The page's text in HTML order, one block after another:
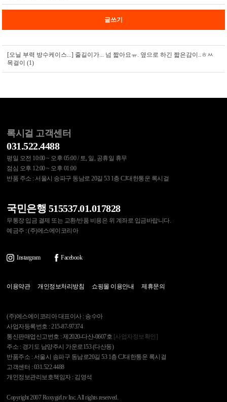
글쓰기
[오닐 부력 방수케이스...] 줄길이가... 넘 짧아요ㅠ. 옆으로 하긴 짧은감이..ㅎㅆ
목걸이 (1)
록시걸 고객센터
031.522.4488
평일 오전 10:00 ~ 오후 05:00 / 토, 일, 공휴일 휴무
점심 오후 12:00 ~ 오후 01:00
반품 주소 : 서울시 송파구 동남로 20길 53 1층 CJ대한통운 록시걸
국민은행 515537.01.017828
무통장 입금 결제 또는 교환/반품 비용은 위 계좌로 입금바랍니다.
예금주 : (주)에스에이코리아
Instargram Facebook
이용약관 개인정보처리방침 쇼핑몰 이용안내 제휴문의
(주)에스에이코리아 대표이사 : 송수아
사업자등록번호 : 215-87-97374
통신판매업신고번호 : 제2020-다산-0607호 [사업자정보확인]
주소 : 경기도 남양주시 가운로153 (다산동)
반품주소 : 서울시 송파구 동남로20길 53 1층 CJ대한통운 록시걸
고객센터 : 031.522.4488
개인정보관리보호책임자 : 김영석
Copyright 2007 Roxygirl.tv Inc. All rights reserved.